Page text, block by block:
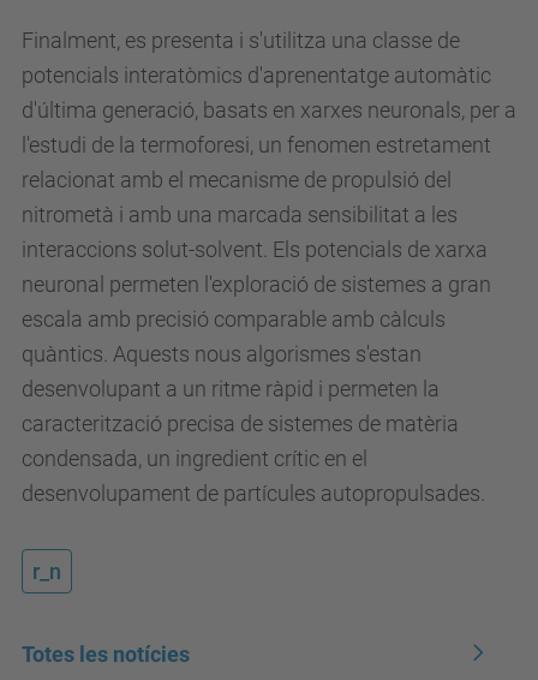
Finalment, es presenta i s'utilitza una classe de
potencials interatòmics d'aprenentatge automàtic
d'última generació, basats en xarxes neuronals, per a
l'estudi de la termoforesi, un fenomen estretament
relacionat amb el mecanisme de propulsió del
nitrometà i amb una marcada sensibilitat a les
interaccions solut-solvent. Els potencials de xarxa
neuronal permeten l'exploració de sistemes a gran
escala amb precisió comparable amb càlculs
quàntics. Aquests nous algorismes s'estan
desenvolupant a un ritme ràpid i permeten la
caracterització precisa de sistemes de matèria
condensada, un ingredient crític en el
desenvolupament de partícules autopropulsades.
r_n
Totes les notícies